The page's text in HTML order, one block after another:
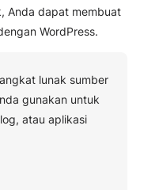
Anda dapat membuat
WordPress.
lunak sumber
gunakan untuk
atau aplikasi